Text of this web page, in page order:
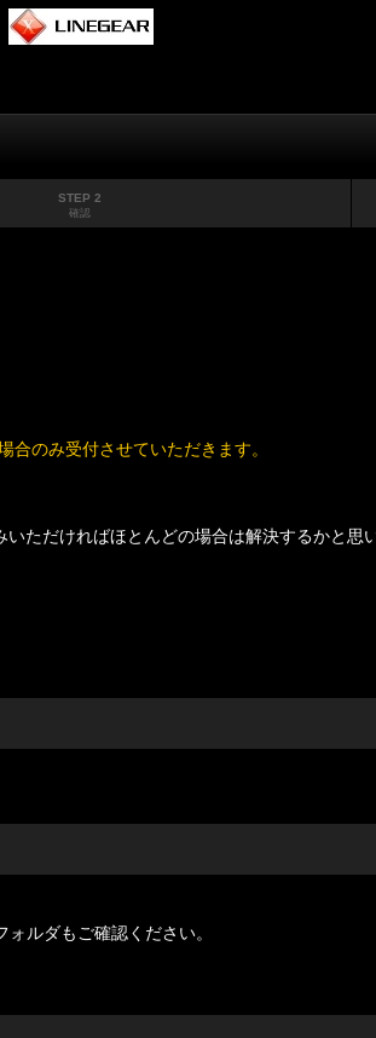
STEP 2
確認
のみ受付させていただきます。
ただければほとんどの場合は解決するかと思
ルダもご確認ください。